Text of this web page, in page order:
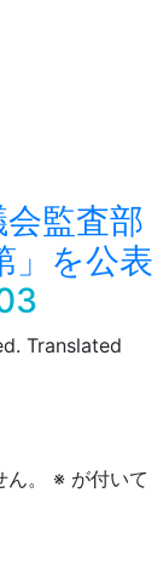
監査部
」を公表
Translated
。 ※ が付いて